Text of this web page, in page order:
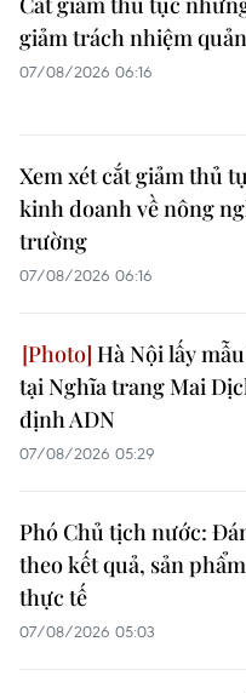
giảm trách nhiệm
07/08/2026 06:16
Xem xét cắt giảm thủ
kinh doanh về nông
trường
07/08/2026 06:16
Hà Nội lấy
tại Nghĩa trang Mai
định ADN
07/08/2026 05:29
Phó Chủ tịch nước:
theo kết quả, sản
thực tế
07/08/2026 05:03